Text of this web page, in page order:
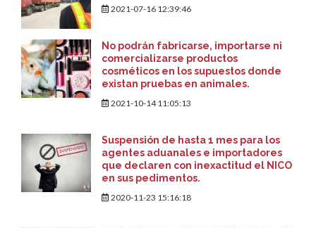
2021-07-16 12:39:46
No podrán fabricarse, importarse ni
comercializarse productos
cosméticos en los supuestos donde
existan pruebas en animales.
2021-10-14 11:05:13
Suspensión de hasta 1 mes para los
agentes aduanales e importadores
que declaren con inexactitud el NICO
en sus pedimentos.
2020-11-23 15:16:18